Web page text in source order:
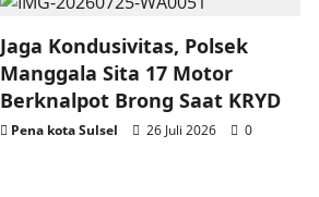
Jaga Kondusivitas, Polsek
Manggala Sita 17 Motor
Berknalpot Brong Saat KRYD
Pena kota Sulsel 26 Juli 2026 0